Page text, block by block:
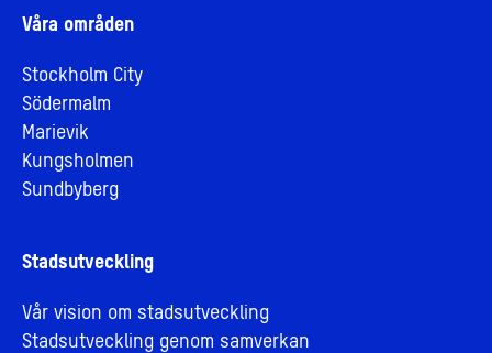
Våra områden
Stockholm City
Södermalm
Marievik
Kungsholmen
Sundbyberg
Stadsutveckling
Vår vision om stadsutveckling
Stadsutveckling genom samverkan